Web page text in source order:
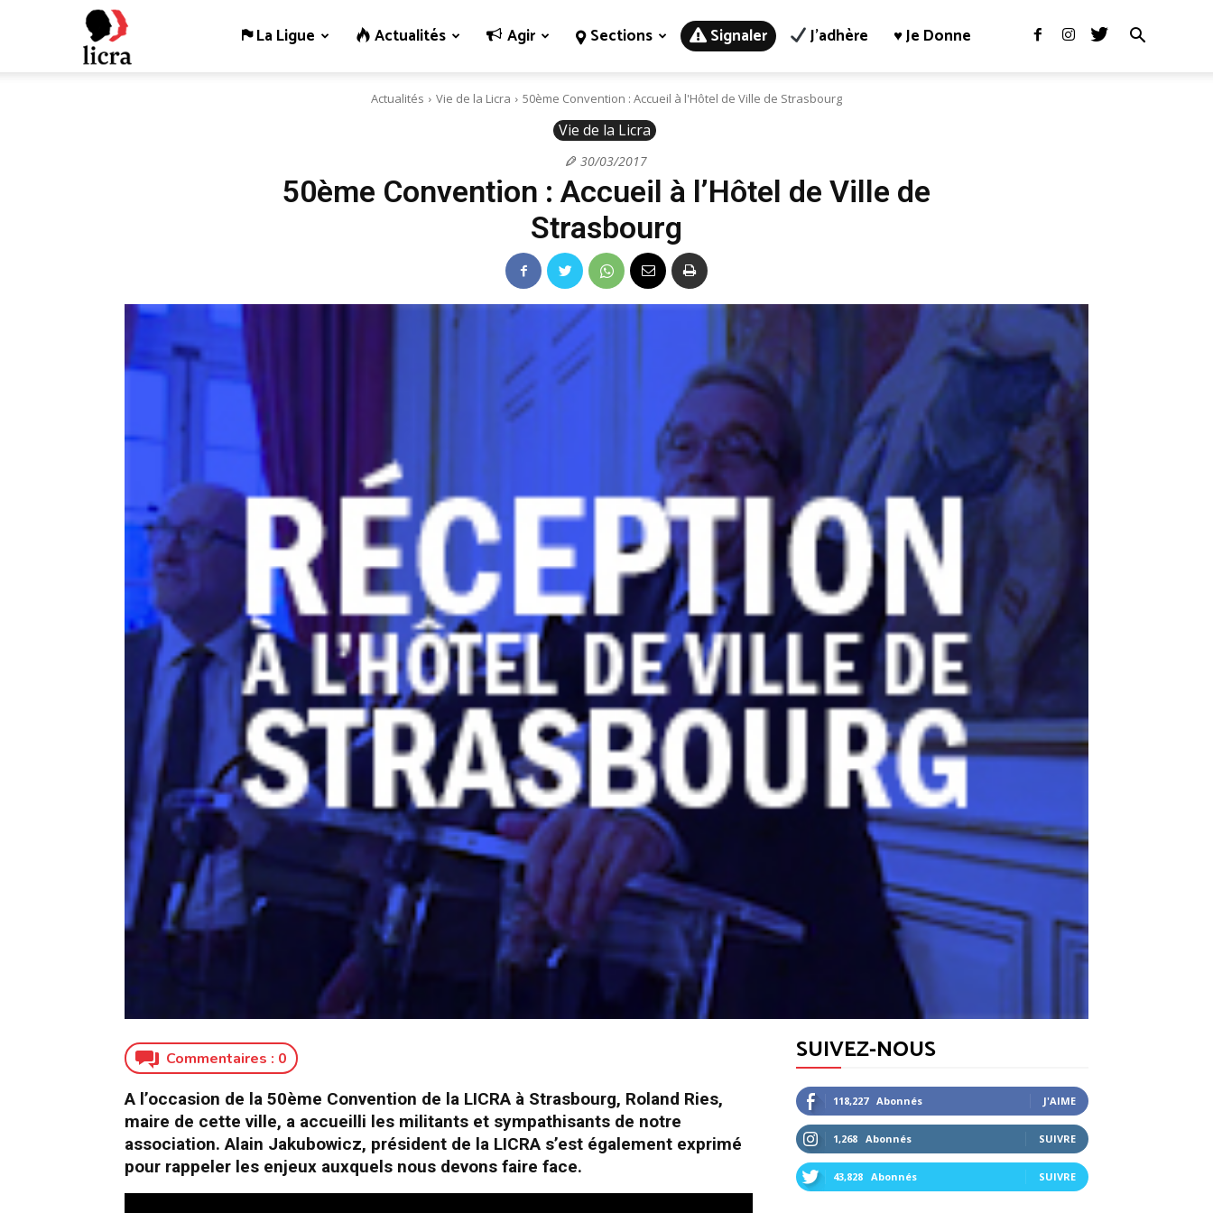
1927
La Ligue Actualités Agir Sections Signaler J’adhère ♥ Je Donne
Actualités Vie de la Licra 50ème Convention : Accueil à l'Hôtel de Ville de Strasbourg
Vie de la Licra
30/03/2017
50ème Convention : Accueil à l’Hôtel de Ville de
Strasbourg
Commentaires : 0
A l’occasion de la 50ème Convention de la LICRA à Strasbourg, Roland Ries,
maire de cette ville, a accueilli les militants et sympathisants de notre
association. Alain Jakubowicz, président de la LICRA s’est également exprimé
pour rappeler les enjeux auxquels nous devons faire face.
SUIVEZ-NOUS
118,227 Abonnés J'AIME
1,268 Abonnés SUIVRE
43,828 Abonnés SUIVRE